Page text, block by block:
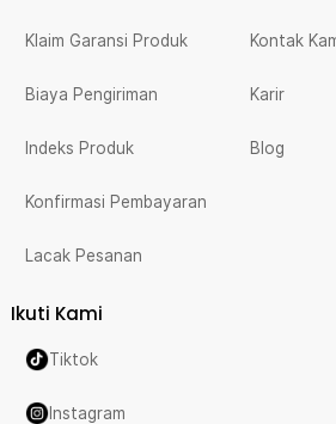
Klaim Garansi Produk
Biaya Pengiriman
Indeks Produk
Konfirmasi Pembayaran
Lacak Pesanan
Kontak
Karir
Blog
Ikuti Kami
Tiktok
Instagram